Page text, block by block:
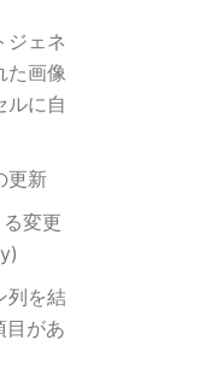
ジェネ
た画像
ルに自
更新
変更
列を結
目があ